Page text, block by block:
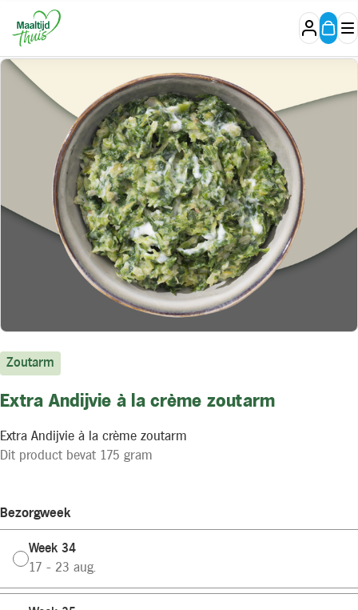
Zoutarm
Extra Andijvie à la crème zoutarm
Extra Andijvie à la crème zoutarm
Dit product bevat 175 gram
Bezorgweek
Week 34
17 - 23 aug.